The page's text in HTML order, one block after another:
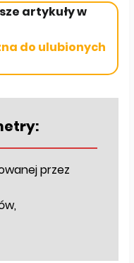
artykuły w
do ulubionych
przez